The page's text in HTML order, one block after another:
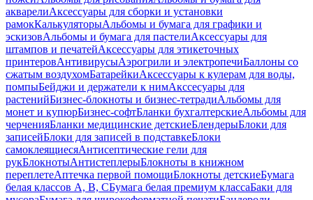
акварелиАксессуары для сборки и установки
рамокКалькуляторыАльбомы и бумага для графики и
эскизовАльбомы и бумага для пастелиАксессуары для
штампов и печатейАксессуары для этикеточных
принтеровАнтивирусыАэрогрили и электропечиБаллоны со
сжатым воздухомБатарейкиАксессуары к кулерам для воды,
помпыБейджи и держатели к нимАкссесуары для
растенийБизнес-блокноты и бизнес-тетрадиАльбомы для
монет и купюрБизнес-софтБланки бухгалтерскиеАльбомы для
черченияБланки медицинские детскиеБлендерыБлоки для
записейБлоки для записей в подставкеБлоки
самоклеящиесяАнтисептические гели для
рукБлокнотыАнтистеплерыБлокноты в книжном
переплетеАптечка первой помощиБлокноты детскиеБумага
белая классов А, В, СБумага белая премиум классаБаки для